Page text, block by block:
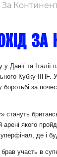
Матчів
18
Штаб
За
Данії та
Кубку IIHF.
за
стануть
якого
де і
участь в